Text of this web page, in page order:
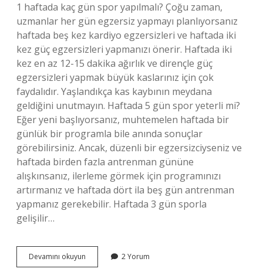
1 haftada kaç gün spor yapılmalı? Çoğu zaman,
uzmanlar her gün egzersiz yapmayı planlıyorsanız
haftada beş kez kardiyo egzersizleri ve haftada iki
kez güç egzersizleri yapmanızı önerir. Haftada iki
kez en az 12-15 dakika ağırlık ve dirençle güç
egzersizleri yapmak büyük kaslarınız için çok
faydalıdır. Yaşlandıkça kas kaybının meydana
geldiğini unutmayın. Haftada 5 gün spor yeterli mi?
Eğer yeni başlıyorsanız, muhtemelen haftada bir
günlük bir programla bile anında sonuçlar
görebilirsiniz. Ancak, düzenli bir egzersizciyseniz ve
haftada birden fazla antrenman gününe
alışkınsanız, ilerleme görmek için programınızı
artırmanız ve haftada dört ila beş gün antrenman
yapmanız gerekebilir. Haftada 3 gün sporla
gelişilir…
Devamını okuyun Haftada
4
2 Yorum